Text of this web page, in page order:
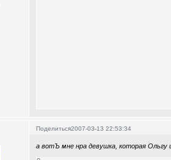
Поделиться2007-03-13 22:53:34
а вотЪ мне нра девушка, которая Ольгу